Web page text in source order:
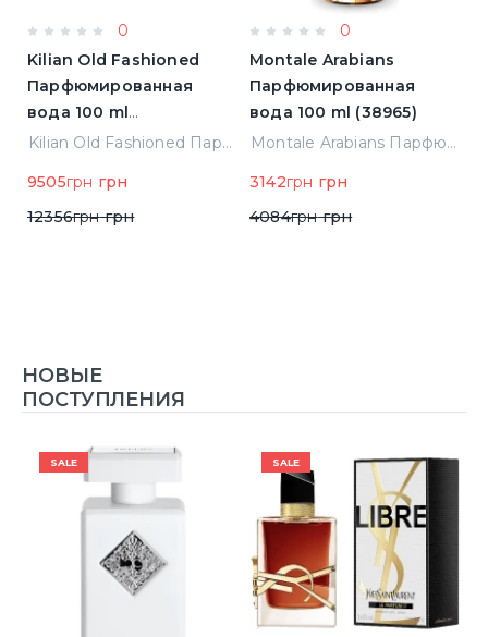
0
Kilian Old Fashioned
Парфюмированная
вода 100 ml
(3700550240723)
Kilian Old Fashioned Парфюмированная вода 100 ml (3700550240723)
9505грн грн
12356грнгрн
0
Montale Arabians
Парфюмированная
вода 100 ml (38965)
Montale Arabians Парфюмированная вода 100 ml (38965)
3142грн грн
4084грнгрн
НОВЫЕ
ПОСТУПЛЕНИЯ
SALE SALE